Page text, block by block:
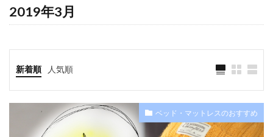
2019年3月
新着順 人気順
ベッド・マットレスのおすすめ